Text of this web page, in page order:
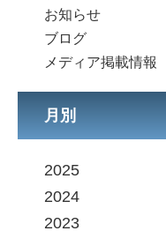
お知らせ
ブログ
メディア掲載情報
月別
2025
2024
2023